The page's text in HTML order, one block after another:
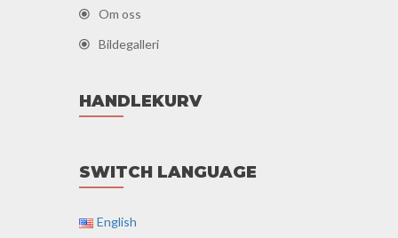
Om oss
Bildegalleri
HANDLEKURV
SWITCH LANGUAGE
English